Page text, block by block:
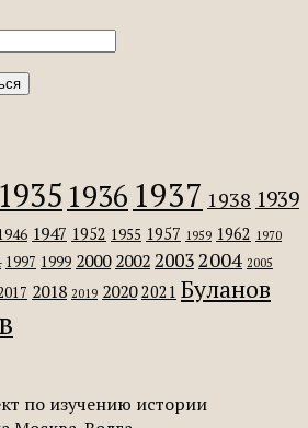
1935 1936 1937 1938 1939
1947 1952 1955 1957 1959 1962 1970
1997 1999 2000 2002 2003 2004 2005
2018 2019 2020 2021 Буланов
по изучению истории